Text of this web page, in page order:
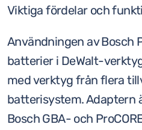
Viktiga fördelar och
Användningen av Bosch
batterier i DeWalt-
med verktyg från flera
batterisystem. Adaptern
Bosch GBA- och